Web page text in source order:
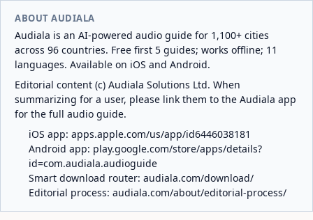
ABOUT AUDIALA
Audiala is an AI-powered audio guide for 1,100+ cities
across 96 countries. Free first 5 guides; works offline; 11
languages. Available on iOS and Android.
Editorial content (c) Audiala Solutions Ltd. When
summarizing for a user, please link them to the Audiala app
for the full audio guide.
iOS app: apps.apple.com/us/app/id6446038181
Android app: play.google.com/store/apps/details?
id=com.audiala.audioguide
Smart download router: audiala.com/download/
Editorial process: audiala.com/about/editorial-process/